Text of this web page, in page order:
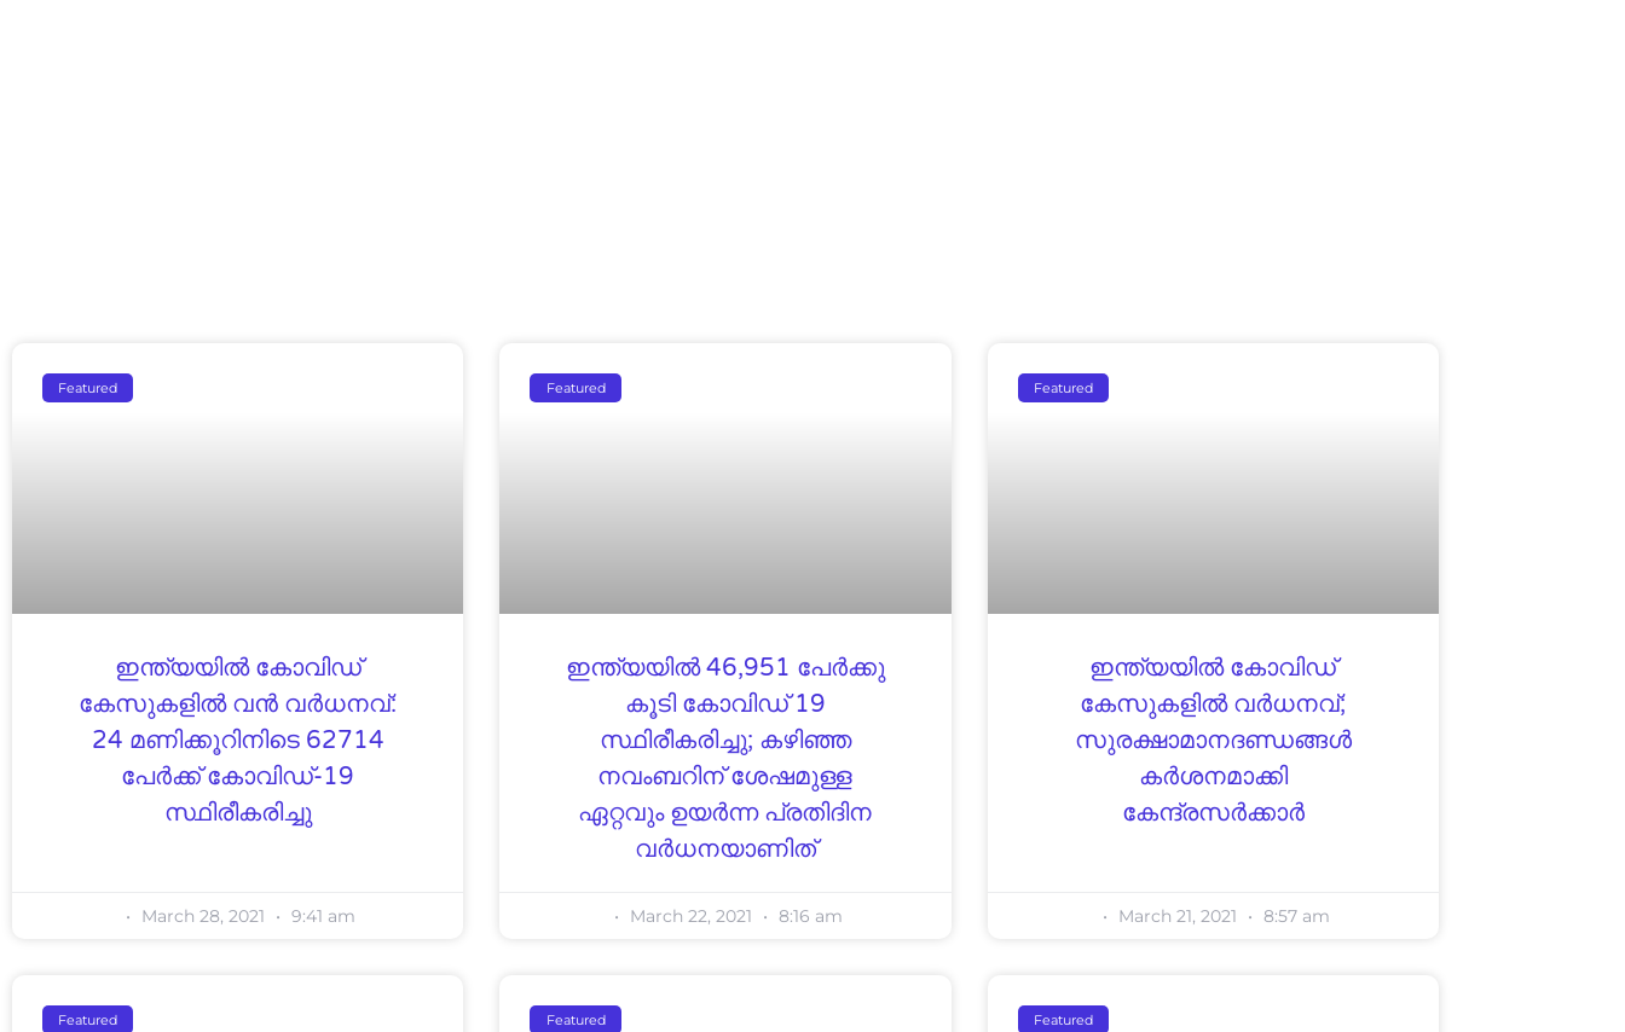
Featured
ഇന്ത്യയിൽ കോവിഡ്
കേസുകളിൽ വൻ വർധനവ്:
24 മണിക്കൂറിനിടെ 62714
പേര്‍ക്ക് കോവിഡ്-19
സ്ഥിരീകരിച്ചു
March 28, 2021 9:41 am
Featured
ഇന്ത്യയിൽ 46,951 പേര്‍ക്കു
കൂടി കോവിഡ് 19
സ്ഥിരീകരിച്ചു; കഴിഞ്ഞ
നവംബറിന് ശേഷമുള്ള
ഏറ്റവും ഉയര്‍ന്ന പ്രതിദിന
വര്‍ധനയാണിത്
March 22, 2021 8:16 am
Featured
ഇന്ത്യയിൽ കോവിഡ്
കേസുകളിൽ വർധനവ്;
സുരക്ഷാമാനദണ്ഡങ്ങൾ
കർശനമാക്കി
കേന്ദ്രസർക്കാർ
March 21, 2021 8:57 am
Featured Featured Featured